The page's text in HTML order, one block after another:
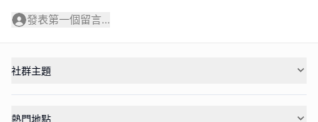
發表第一個留言...
社群主題
熱門地點